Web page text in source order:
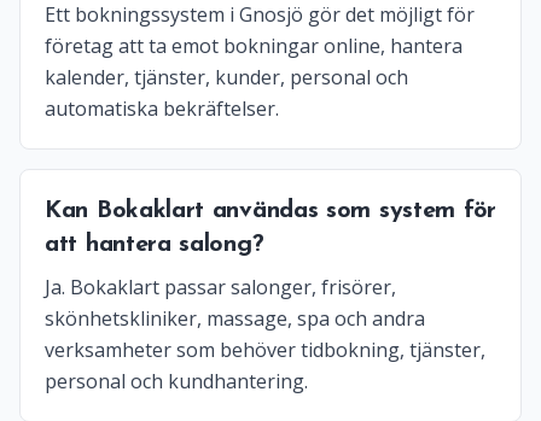
Ett bokningssystem i Gnosjö gör det möjligt för
företag att ta emot bokningar online, hantera
kalender, tjänster, kunder, personal och
automatiska bekräftelser.
Kan Bokaklart användas som system för
att hantera salong?
Ja. Bokaklart passar salonger, frisörer,
skönhetskliniker, massage, spa och andra
verksamheter som behöver tidbokning, tjänster,
personal och kundhantering.